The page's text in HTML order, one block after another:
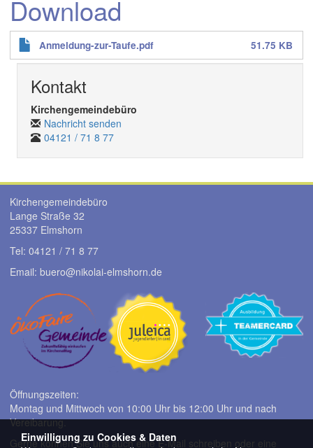
Download
Anmeldung-zur-Taufe.pdf 51.75 KB
Kontakt
Kirchengemeindebüro
Nachricht senden
04121 / 71 8 77
Kirchengemeindebüro
Lange Straße 32
25337 Elmshorn
Tel: 04121 / 71 8 77
Email: buero@nikolai-elmshorn.de
Öffnungszeiten:
Montag und Mittwoch von 10:00 Uhr bis 12:00 Uhr und nach
Vereibarung.
Gerne können Sie uns auch eine E-Mail schreiben oder eine
Einwilligung zu Cookies & Daten